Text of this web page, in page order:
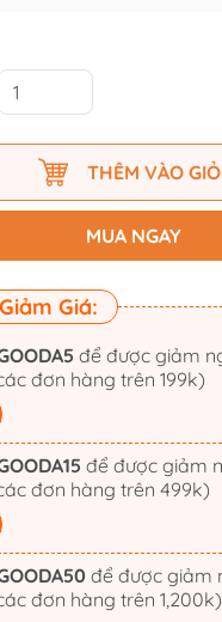
THÊM VÀO GIỎ
MUA NGAY
Giá:
đơn hàng trên 199k)
đơn hàng trên 499k)
đơn hàng trên 1,200k)